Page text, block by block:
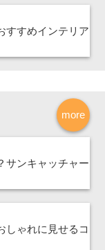
すすめインテリア
more
サンキャッチャー
しゃれに見せるコ